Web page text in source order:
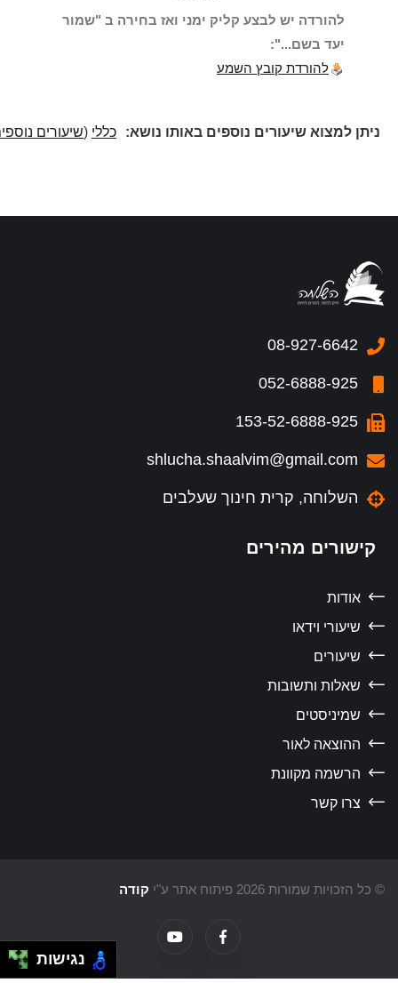
להורדה יש לבצע קליק ימני ואז בחירה ב "שמור
יעד בשם...":
להורדת קובץ השמע
ניתן למצוא שיעורים נוספים באותו נושא: כללי(שיעורים נוספים)
08-927-6642
052-6888-925
153-52-6888-925
shlucha.shaalvim@gmail.com
השלוחה, קרית חינוך שעלבים
קישורים מהירים
אודות
שיעורי וידאו
שיעורים
שאלות ותשובות
שמיניסטים
ההוצאה לאור
הרשמה מקוונת
צרו קשר
הזכויות שמורות 2026 פיתוח אתר ע"י קודה
נגישות